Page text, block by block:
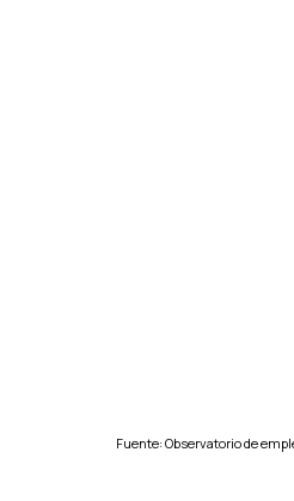
Fuente: Observatorio de